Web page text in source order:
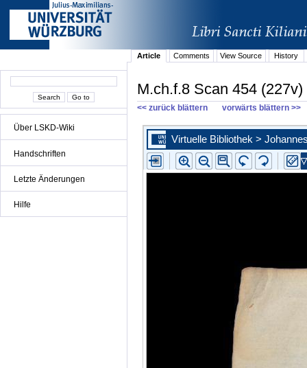
Über LSKD-Wiki
Handschriften
Letzte Änderungen
Hilfe
Article Comments View Source History
M.ch.f.8 Scan 454 (227v)
<< zurück blättern vorwärts blättern >>